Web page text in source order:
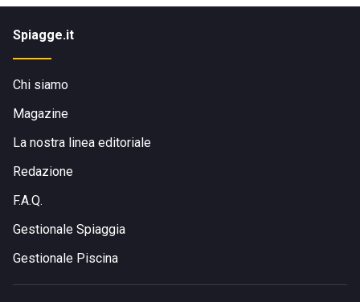
Spiagge.it
Chi siamo
Magazine
La nostra linea editoriale
Redazione
F.A.Q.
Gestionale Spiaggia
Gestionale Piscina